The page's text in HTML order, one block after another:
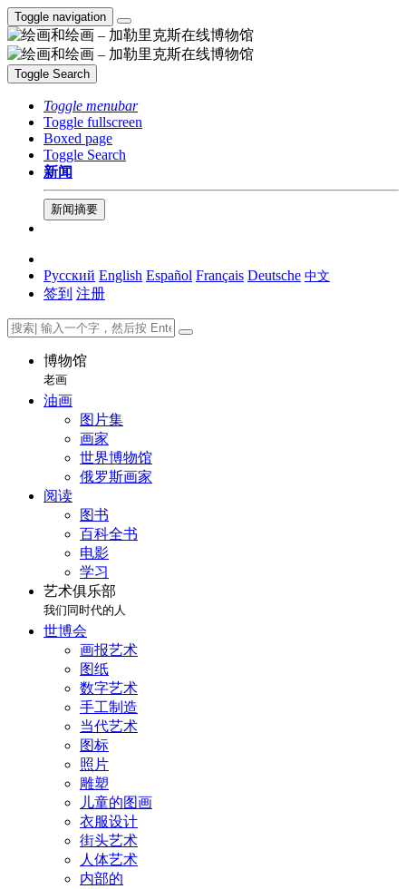
Toggle navigation
Toggle Search
Toggle menubar
Toggle fullscreen
Boxed page
Toggle Search
新闻
新闻摘要
Русский English Español Français Deutsche 中文
签到 注册
博物馆
老画
油画
图片集
画家
世界博物馆
俄罗斯画家
阅读
图书
百科全书
电影
学习
艺术俱乐部
我们同时代的人
世博会
画报艺术
图纸
数字艺术
手工制造
当代艺术
图标
照片
雕塑
儿童的图画
衣服设计
街头艺术
人体艺术
内部的